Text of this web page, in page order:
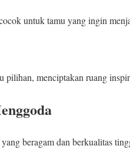
untuk tamu yang ingin
menciptakan ruang
beragam dan berkualitas